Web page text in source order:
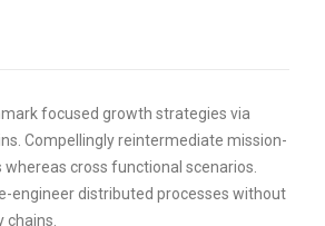
focused growth strategies via
Compellingly reintermediate mission-
cross functional scenarios.
engineer distributed processes without